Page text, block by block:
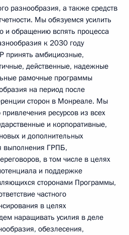
разнообразия, а также средств
Мы обязуемся усилить
и обращению вспять процесса
к 2030 году
принять амбициозные,
действенные, надежные
рамочные программы
на период после
сторон в Монреале. Мы
ресурсов из всех
и корпоративные,
и дополнительных
выполнения ГРПБ,
в том числе в целях
и поддержке
сторонами Программы,
частного
в целях
наращивать усилия в деле
обезлесения,